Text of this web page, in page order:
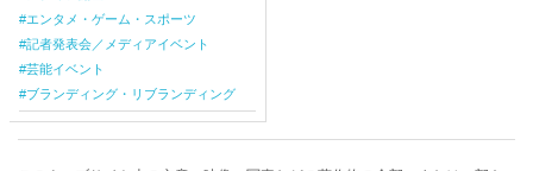
エンタメ・ゲーム・スポーツ
記者発表会／メディアイベント
芸能イベント
ブランディング・リブランディング